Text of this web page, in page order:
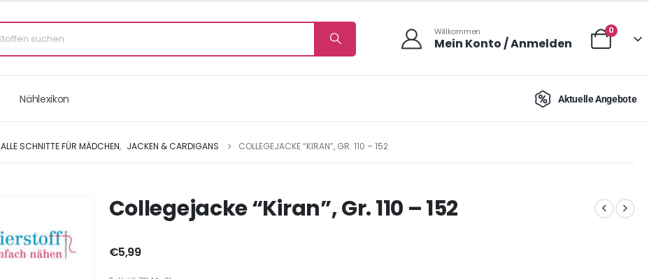
Willkommen
Mein Konto / Anmelden
0
Nählexikon Aktuelle Angebote
ALLE SCHNITTE FÜR MÄDCHEN, JACKEN & CARDIGANS COLLEGEJACKE “KIRAN”, GR. 110 – 152
Collegejacke “Kiran”, Gr. 110 – 152
€5,99